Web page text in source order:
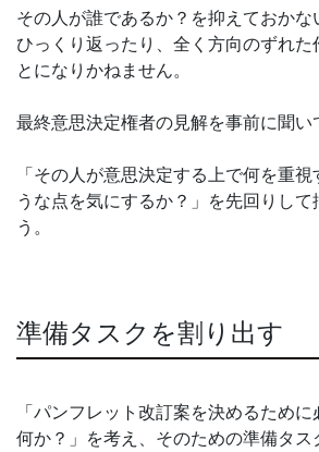
その人が誰であるか？を抑えておかな
ひっくり返ったり、全く方向のずれた
とになりかねません。
最終意思決定権者の見解を事前に聞い
「その人が意思決定する上で何を重
うな点を気にするか？」を先回りして
う。
準備タスクを割り出す
「パンフレット改訂案を決めるため
何か？」を考え、そのための準備タス